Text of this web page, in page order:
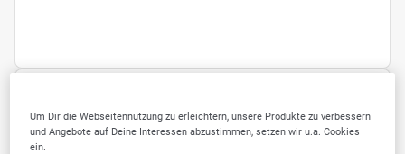
ÖFFNUNGSZEITEN
Um Dir die Webseitennutzung zu erleichtern, unsere Produkte zu verbessern
und Angebote auf Deine Interessen abzustimmen, setzen wir u.a. Cookies
ein.